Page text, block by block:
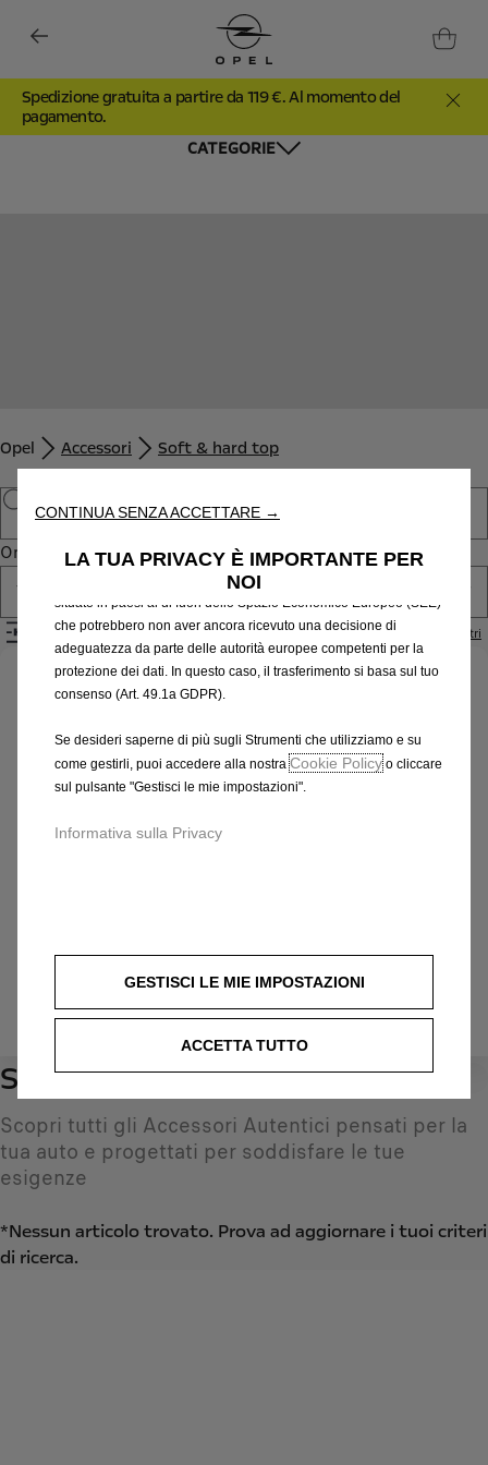
Spedizione gratuita a partire da 119 €. Al momento del
pagamento.
CATEGORIE
Opel Accessori Soft & hard top
Ordina per
Tutti i prodotti
Filtri Rimuovi i filtri
Identifica il tuo veicolo
Scegli il metodo per riconoscere il tuo veicolo e inserisci
le informazioni necessarie per visualizzare gli accessori
compatibili.
Modello
IDENTIFICARE IL VEICOLO
Soft & hard top
Scopri tutti gli Accessori Autentici pensati per la
tua auto e progettati per soddisfare le tue
esigenze
*Nessun articolo trovato. Prova ad aggiornare i tuoi criteri
di ricerca.
CONTINUA SENZA ACCETTARE →
LA TUA PRIVACY È IMPORTANTE PER
NOI
fondamentali come la sicurezza, la gestione della rete e
l'accessibilità. Gli Strumenti migliorano l'usabilità e le prestazioni
risultati di ricerca e, di conseguenza, migliorano ciò che ti
terze parti per inviare pubblicità che sia più pertinente per
te. Alcuni Strumenti potrebbero essere trattati da terze parti
situate in paesi al di fuori dello Spazio Economico Europeo (SEE)
che potrebbero non aver ancora ricevuto una decisione di
adeguatezza da parte delle autorità europee competenti per la
protezione dei dati. In questo caso, il trasferimento si basa sul tuo
consenso (Art. 49.1a GDPR).
Se desideri saperne di più sugli Strumenti che utilizziamo e su
come gestirli, puoi accedere alla nostraCookie Policyo cliccare
sul pulsante "Gestisci le mie impostazioni".
Informativa sulla Privacy
GESTISCI LE MIE IMPOSTAZIONI
ACCETTA TUTTO